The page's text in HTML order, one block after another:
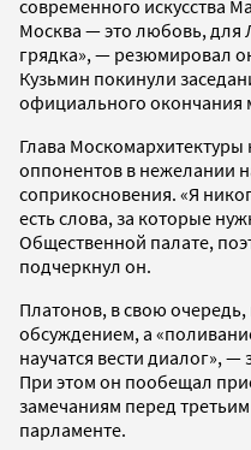
современного искусства
Москва — это любовь, для
грядка», — резюмировал
Кузьмин покинули
официального окончания
Глава
оппонентов в нежелании
соприкосновения. «Я
есть слова, за которые
Общественной палате,
подчеркнул он.
Платонов, в свою
обсуждением, а
научатся вести диалог»,
При этом он пообещал
замечаниям перед
парламенте.